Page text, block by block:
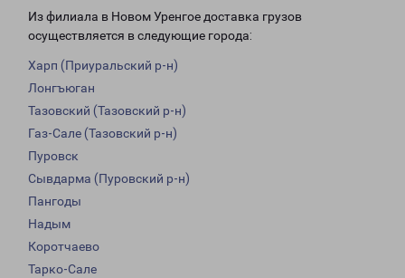
Из филиала в Новом Уренгое доставка грузов
осуществляется в следующие города:
Харп (Приуральский р-н)
Лонгъюган
Тазовский (Тазовский р-н)
Газ-Сале (Тазовский р-н)
Пуровск
Сывдарма (Пуровский р-н)
Пангоды
Надым
Коротчаево
Тарко-Сале